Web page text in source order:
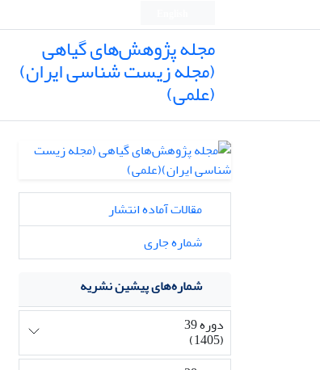
مجله پژوهش‌های گیاهی
(مجله زیست شناسی ایران)
(علمی)
مقالات آماده انتشار
شماره جاری
شماره‌های پیشین نشریه
دوره 39
(1405)